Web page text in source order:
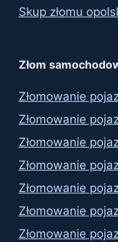
Skup złomu
Złom
Złomowanie
Złomowanie
Złomowanie
Złomowanie
Złomowanie
Złomowanie
Złomowanie